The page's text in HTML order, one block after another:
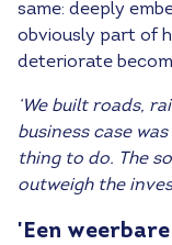
same: deeply
obviously part of
deteriorate
‘We built roads,
business case
thing to do. The
outweigh the
'Een